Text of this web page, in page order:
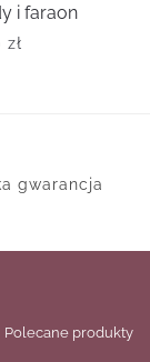
i faraon
zł
gwarancja
Polecane produkty